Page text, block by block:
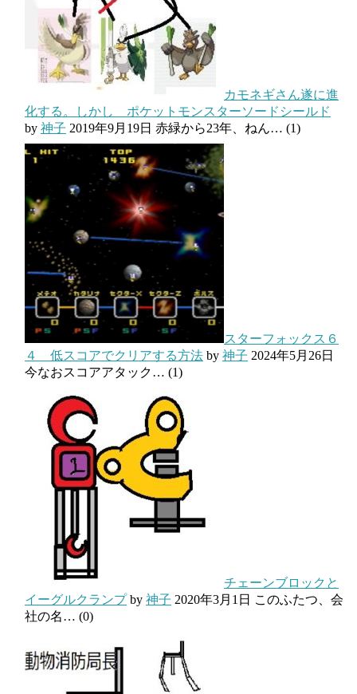
カモネギさん遂に進
化する。しかし ポケットモンスターソードシールド
by 神子 2019年9月19日 赤緑から23年、ねん… (1)
スターフォックス６
４ 低スコアでクリアする方法 by 神子 2024年5月26日
今なおスコアアタック… (1)
チェーンブロックと
イーグルクランプby 神子 2020年3月1日 このふたつ、会
社の名… (0)